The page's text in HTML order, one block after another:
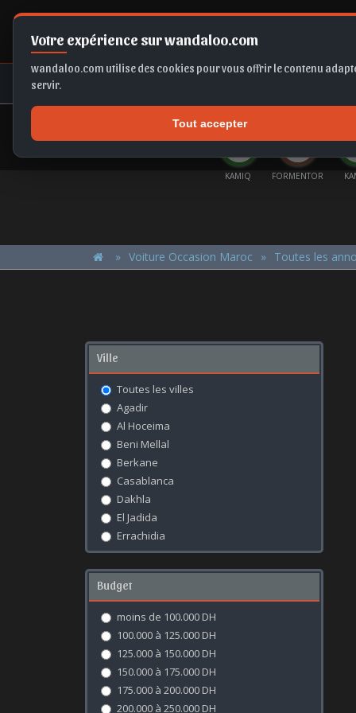
Votre expérience sur wandaloo.com
wandaloo.com utilise des cookies pour vous offrir le contenu
servir.
Tout accepter
KAMIQ FORMENTOR
Voiture Occasion Maroc Toutes les
Ville
Toutes les villes
Agadir
Al Hoceima
Beni Mellal
Berkane
Casablanca
Dakhla
El Jadida
Errachidia
Essaouira
Fès
Kénitra
Budget
moins de 100.000 DH
100.000 à 125.000 DH
125.000 à 150.000 DH
150.000 à 175.000 DH
175.000 à 200.000 DH
200.000 à 250.000 DH